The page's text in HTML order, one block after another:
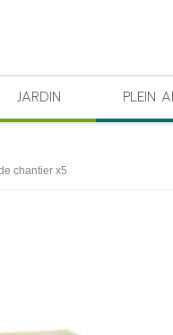
JARDIN PLEIN
chantier x5